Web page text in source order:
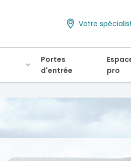
Votre
Portes
d'entrée
pro